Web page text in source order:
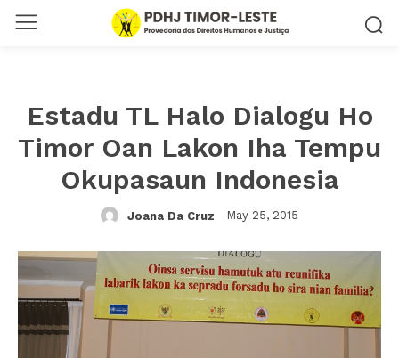
Estadu TL Halo Dialogu Ho
Timor Oan Lakon Iha Tempu
Okupasaun Indonesia
Joana Da Cruz May 25, 2015